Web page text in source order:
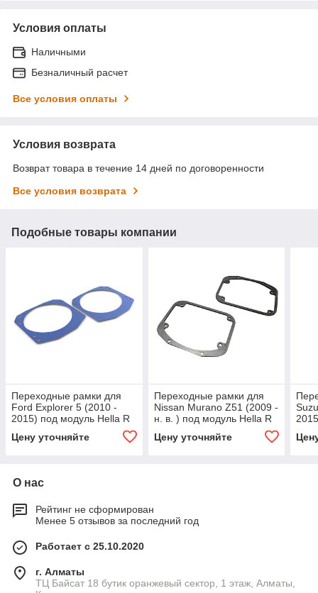
Условия оплаты
Наличными
Безналичный расчет
Все условия оплаты
Условия возврата
Возврат товара в течение 14 дней по договоренности
Все условия возврата
Подобные товары компании
Переходные рамки для
Ford Explorer 5 (2010 -
2015) под модуль Hella R
(Комплект, 2шт)
Цену уточняйте
Переходные рамки для
Nissan Murano Z51 (2009 -
н. в. ) под модуль Hella R
(Комплект, 2шт)
Цену уточняйте
2шт)
О нас
Рейтинг не сформирован
Менее 5 отзывов за последний год
Работает с 25.10.2020
г. Алматы
ТЦ Байсат 18 бутик оранжевый сектор, 1 этаж, Алматы,